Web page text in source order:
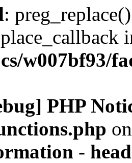
:
w007bf93/
PHP
-